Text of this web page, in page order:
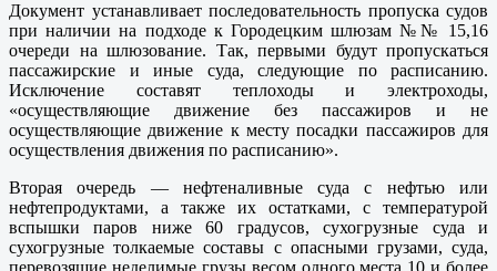
Документ устанавливает последовательность пропуска судов
при наличии на подходе к Городецким шлюзам №№ 15,16
очереди на шлюзование. Так, первыми будут пропускаться
пассажирские и иные суда, следующие по расписанию.
Исключение составят теплоходы и электроходы,
«осуществляющие движение без пассажиров и не
осуществляющие движение к месту посадки пассажиров для
осуществления движения по расписанию».
Вторая очередь — нефтеналивные суда с нефтью или
нефтепродуктами, а также их остатками, с температурой
вспышки паров ниже 60 градусов, сухогрузные суда и
сухогрузные толкаемые составы с опасными грузами, суда,